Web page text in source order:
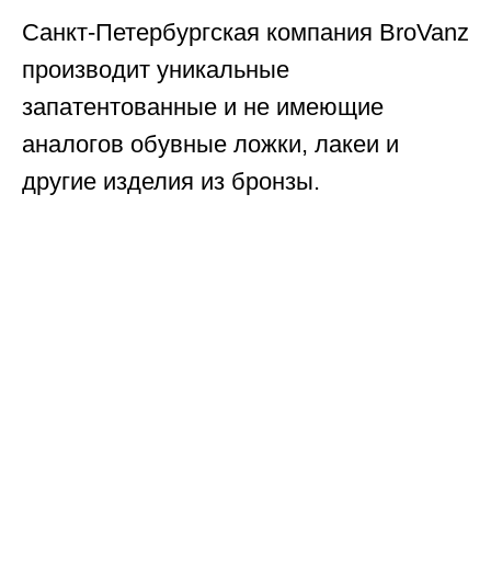
Санкт-Петербургская компания BroVanz
производит уникальные
запатентованные и не имеющие
аналогов обувные ложки, лакеи и
другие изделия из бронзы.